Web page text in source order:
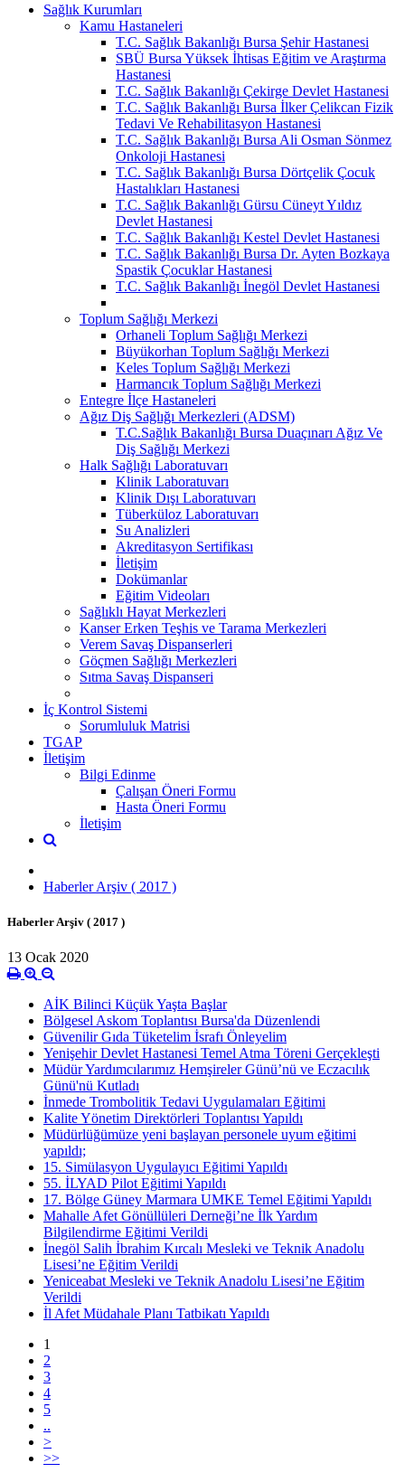
Sağlık Kurumları
Kamu Hastaneleri
T.C. Sağlık Bakanlığı Bursa Şehir Hastanesi
SBÜ Bursa Yüksek İhtisas Eğitim ve Araştırma
Hastanesi
T.C. Sağlık Bakanlığı Çekirge Devlet Hastanesi
T.C. Sağlık Bakanlığı Bursa İlker Çelikcan Fizik
Tedavi Ve Rehabilitasyon Hastanesi
T.C. Sağlık Bakanlığı Bursa Ali Osman Sönmez
Onkoloji Hastanesi
T.C. Sağlık Bakanlığı Bursa Dörtçelik Çocuk
Hastalıkları Hastanesi
T.C. Sağlık Bakanlığı Gürsu Cüneyt Yıldız
Devlet Hastanesi
T.C. Sağlık Bakanlığı Kestel Devlet Hastanesi
T.C. Sağlık Bakanlığı Bursa Dr. Ayten Bozkaya
Spastik Çocuklar Hastanesi
T.C. Sağlık Bakanlığı İnegöl Devlet Hastanesi
Toplum Sağlığı Merkezi
Orhaneli Toplum Sağlığı Merkezi
Büyükorhan Toplum Sağlığı Merkezi
Keles Toplum Sağlığı Merkezi
Harmancık Toplum Sağlığı Merkezi
Entegre İlçe Hastaneleri
Ağız Diş Sağlığı Merkezleri (ADSM)
T.C.Sağlık Bakanlığı Bursa Duaçınarı Ağız Ve
Diş Sağlığı Merkezi
Halk Sağlığı Laboratuvarı
Klinik Laboratuvarı
Klinik Dışı Laboratuvarı
Tüberküloz Laboratuvarı
Su Analizleri
Akreditasyon Sertifikası
İletişim
Dokümanlar
Eğitim Videoları
Sağlıklı Hayat Merkezleri
Kanser Erken Teşhis ve Tarama Merkezleri
Verem Savaş Dispanserleri
Göçmen Sağlığı Merkezleri
Sıtma Savaş Dispanseri
İç Kontrol Sistemi
Sorumluluk Matrisi
TGAP
İletişim
Bilgi Edinme
Çalışan Öneri Formu
Hasta Öneri Formu
İletişim
Haberler Arşiv ( 2017 )
Haberler Arşiv ( 2017 )
13 Ocak 2020
AİK Bilinci Küçük Yaşta Başlar
Bölgesel Askom Toplantısı Bursa'da Düzenlendi
Güvenilir Gıda Tüketelim İsrafı Önleyelim
Yenişehir Devlet Hastanesi Temel Atma Töreni Gerçekleşti
Müdür Yardımcılarımız Hemşireler Günü’nü ve Eczacılık
Günü'nü Kutladı
İnmede Trombolitik Tedavi Uygulamaları Eğitimi
Kalite Yönetim Direktörleri Toplantısı Yapıldı
Müdürlüğümüze yeni başlayan personele uyum eğitimi
yapıldı;
15. Simülasyon Uygulayıcı Eğitimi Yapıldı
55. İLYAD Pilot Eğitimi Yapıldı
17. Bölge Güney Marmara UMKE Temel Eğitimi Yapıldı
Mahalle Afet Gönüllüleri Derneği’ne İlk Yardım
Bilgilendirme Eğitimi Verildi
İnegöl Salih İbrahim Kırcalı Mesleki ve Teknik Anadolu
Lisesi’ne Eğitim Verildi
Yeniceabat Mesleki ve Teknik Anadolu Lisesi’ne Eğitim
Verildi
İl Afet Müdahale Planı Tatbikatı Yapıldı
1
2
3
4
5
..
>
>>